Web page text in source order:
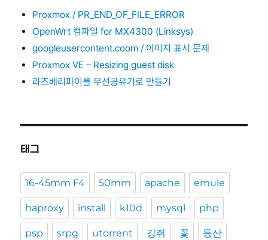
Proxmox / PR_END_OF_FILE_ERROR
OpenWrt 컴파일 for MX4300 (Linksys)
googleusercontent.coom / 이미지 표시 문제
Proxmox VE – Resizing guest disk
라즈베리파이를 무선공유기로 만들기
태그
16-45mm F4 50mm apache emule
haproxy install k10d mysql php
psp srpg utorrent 강쥐 꽃 등산